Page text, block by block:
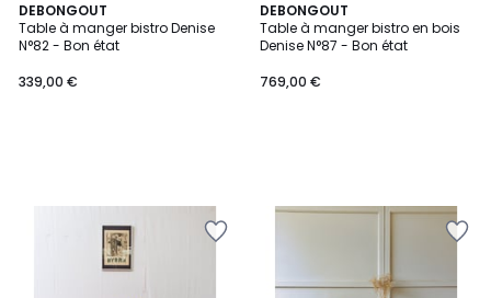
DEBONGOUT
Table à manger bistro Denise
N°82 - Bon état
339,00 €
DEBONGOUT
Table à manger bistro en bois
Denise N°87 - Bon état
769,00 €